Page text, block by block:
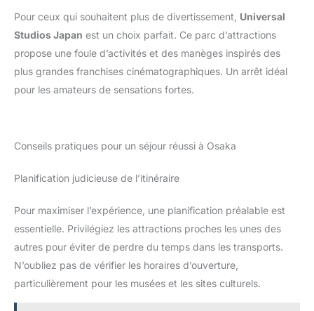
Pour ceux qui souhaitent plus de divertissement, Universal
Studios Japan est un choix parfait. Ce parc d’attractions
propose une foule d’activités et des manèges inspirés des
plus grandes franchises cinématographiques. Un arrêt idéal
pour les amateurs de sensations fortes.
Conseils pratiques pour un séjour réussi à Osaka
Planification judicieuse de l’itinéraire
Pour maximiser l’expérience, une planification préalable est
essentielle. Privilégiez les attractions proches les unes des
autres pour éviter de perdre du temps dans les transports.
N’oubliez pas de vérifier les horaires d’ouverture,
particulièrement pour les musées et les sites culturels.